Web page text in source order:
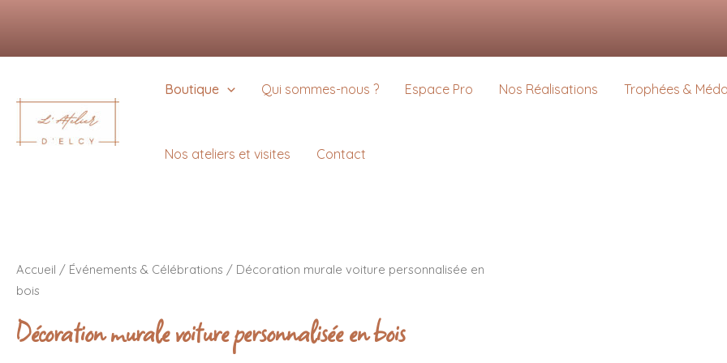
Boutique Qui sommes-nous ? Espace Pro Nos Réalisations Trophées &
Nos ateliers et visites Contact
Accueil / Événements & Célébrations / Décoration murale voiture personnalisée en
bois
Décoration murale voiture personnalisée en bois
Décoration
murale
personnalisée
en